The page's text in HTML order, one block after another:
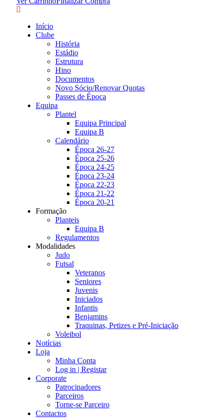
Início
Clube
História
Estádio
Estrutura
Hino
Documentos
Novo Sócio/Renovar Quotas
Passes de Época
Equipa
Plantel
Equipa Principal
Equipa B
Calendário
Época 26-27
Época 25-26
Época 24-25
Época 23-24
Época 22-23
Época 21-22
Época 20-21
Formação
Planteis
Equipa B
Regulamentos
Modalidades
Judo
Futsal
Veteranos
Seniores
Juvenis
Iniciados
Infantis
Benjamins
Traquinas, Petizes e Pré-Iniciação
Voleibol
Notícias
Loja
Minha Conta
Log in | Registar
Corporate
Patrocinadores
Parceiros
Torne-se Parceiro
Contactos